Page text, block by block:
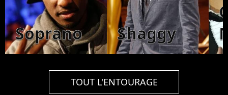
Soprano Shaggy
TOUT L'ENTOURAGE